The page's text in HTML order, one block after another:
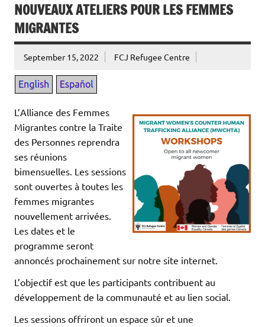
NOUVEAUX ATELIERS POUR LES FEMMES
MIGRANTES
September 15, 2022 FCJ Refugee Centre
L’Alliance des Femmes
Migrantes contre la Traite
des Personnes reprendra
ses réunions
bimensuelles. Les sessions
sont ouvertes à toutes les
femmes migrantes
nouvellement arrivées.
Les dates et le
programme seront
annoncés prochainement sur notre site internet.
L’objectif est que les participants contribuent au
développement de la communauté et au lien social.
Les sessions offriront un espace sûr et une